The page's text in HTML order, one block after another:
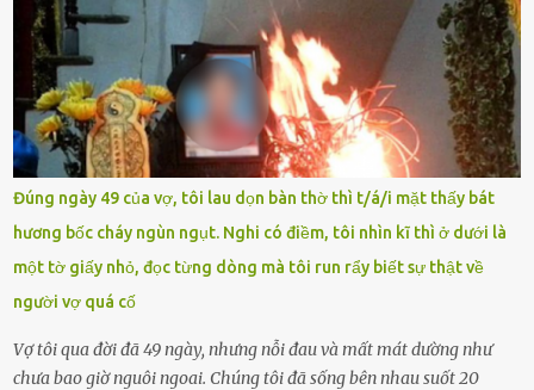
chưa phù hợp, gây xôn xao, bức xúc trong dư luận. Ngay sau đó,
Trường THPT Chuyên Nguyễn Tất Thành báo cáo xác nhận tài
khoản Chu Vinh là của học sinh Chu Ngọc Quang Vinh, lớp 12 Anh
của nhà trường. Nam sinh này từng giành ngôi vô địch, mang về
vòng nguyệt quế cuộc thi tháng 1, quý I, Đường lên đỉnh Olympia
năm thứ 24. Quá trình giáo dục, học sinh Chu Ngọc Quang Vinh đã
nhận thức được nội dung bài viết của bản thân trên mạng xã hội
ngày 1.9 là chưa phù hợp nên đã chủ động gỡ bài viết và đăng bài
xin lỗi trên trang Facebook cá nhân. Chu Ngọc Quang Vinh làm việc
với cơ quan chức năng. Ảnh: Đơn vị cung...
Đúng ngày 49 của vợ, tôi lau dọn bàn thờ thì t/á/i mặt thấy bát
hương bốc cháy ngùn ngụt. Nghi có điềm, tôi nhìn kĩ thì ở dưới là
một tờ giấy nhỏ, đọc từng dòng mà tôi run rẩy biết sự thật về
người vợ quá cố
Vợ tôi qua đời đã 49 ngày, nhưng nỗi đau và mất mát dường như
chưa bao giờ nguôi ngoai. Chúng tôi đã sống bên nhau suốt 20